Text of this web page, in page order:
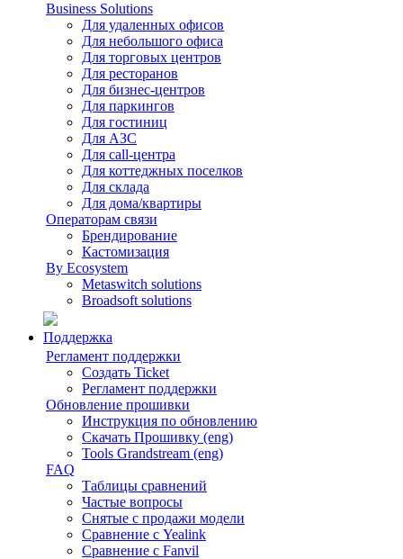
Business Solutions
Для удаленных офисов
Для небольшого офиса
Для торговых центров
Для ресторанов
Для бизнес-центров
Для паркингов
Для гостиниц
Для АЗС
Для call-центра
Для коттеджных поселков
Для склада
Для дома/квартиры
Операторам связи
Брендирование
Кастомизация
By Ecosystem
Metaswitch solutions
Broadsoft solutions
Поддержка
Регламент поддержки
Создать Ticket
Регламент поддержки
Обновление прошивки
Инструкция по обновлению
Скачать Прошивку (eng)
Tools Grandstream (eng)
FAQ
Таблицы сравнений
Частые вопросы
Снятые с продажи модели
Сравнение с Yealink
Сравнение с Fanvil